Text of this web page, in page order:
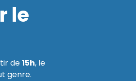
le
de15h, le
genre.